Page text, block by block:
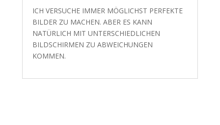
ICH VERSUCHE IMMER MÖGLICHST PERFEKTE
BILDER ZU MACHEN. ABER ES KANN
NATÜRLICH MIT UNTERSCHIEDLICHEN
BILDSCHIRMEN ZU ABWEICHUNGEN
KOMMEN.